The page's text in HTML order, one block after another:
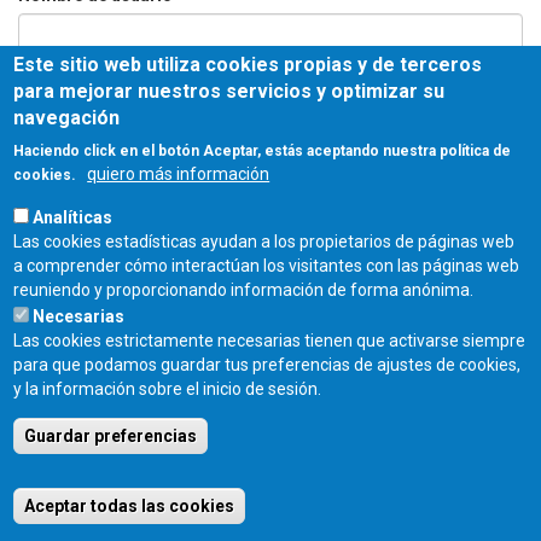
Contraseña*
Entrar
COLEGIO OFICIAL DE ARQUITECTOS DE CASTILLA Y LEÓN ESTE - C/
Miguel Íscar 17, 2º Dcha., 47001 Valladolid - TEL. 983 390 677 -
Este sitio web utiliza cookies propias y de terceros
para mejorar nuestros servicios y optimizar su
navegación
Haciendo click en el botón Aceptar, estás aceptando nuestra política de
cookies.
quiero más información
Analíticas
Las cookies estadísticas ayudan a los propietarios de páginas web
a comprender cómo interactúan los visitantes con las páginas web
reuniendo y proporcionando información de forma anónima.
Necesarias
Las cookies estrictamente necesarias tienen que activarse siempre
para que podamos guardar tus preferencias de ajustes de cookies,
y la información sobre el inicio de sesión.
Guardar preferencias
Aceptar todas las cookies